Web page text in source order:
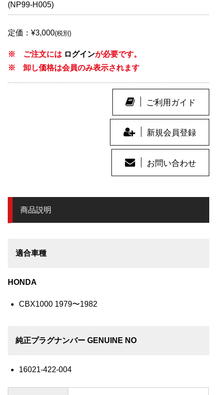
(NP99-H005)
定価：¥3,000(税別)
※ ご注文には ログインが必要です。
※ 卸し価格は会員のみ表示されます
ご利用ガイド
新規会員登録
お問い合わせ
商品説明
適合車種
HONDA
CBX1000 1979〜1982
純正プラグナンバー GENUINE NO
16021-422-004